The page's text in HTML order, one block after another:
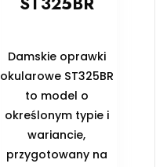
Damskie oprawki
okularowe ST325BR
to model o
określonym typie i
wariancie,
przygotowany na